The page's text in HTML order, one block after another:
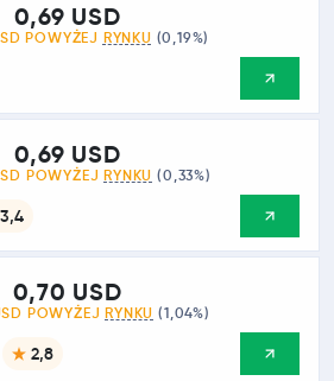
0,69 USD
POWYŻEJ RYNKU (0,19%)
3,4
0,69 USD
POWYŻEJ RYNKU (0,33%)
2,8
0,70 USD
POWYŻEJ RYNKU (1,04%)